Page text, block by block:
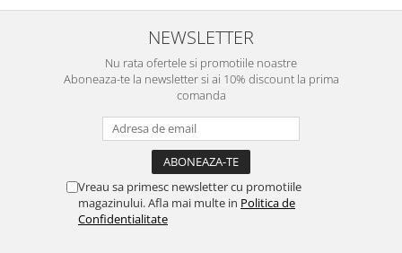
NEWSLETTER
Nu rata ofertele si promotiile noastre
Aboneaza-te la newsletter si ai 10% discount la prima
comanda
Vreau sa primesc newsletter cu promotiile
magazinului. Afla mai multe in Politica de
Confidentialitate